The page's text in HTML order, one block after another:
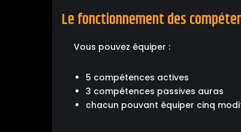
Le fonctionnement des
Vous pouvez équiper :
5 compétences actives
3 compétences passives auras
chacun pouvant équiper cinq